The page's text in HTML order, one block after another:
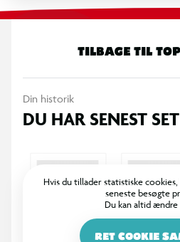
USB-C til USB-C
USB 2.0-standard
100 W PD-
480 Mbps
TILBAGE TIL
Din historik
DU HAR SENEST
Hvis du tillader statistiske
seneste besøgte
Du kan altid ændre
RET COOKIE